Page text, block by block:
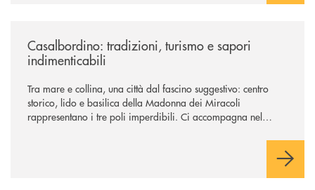
Casalbordino: tradizioni, turismo e sapori
indimenticabili
Tra mare e collina, una città dal fascino suggestivo: centro
storico, lido e basilica della Madonna dei Miracoli
rappresentano i tre poli imperdibili. Ci accompagna nel